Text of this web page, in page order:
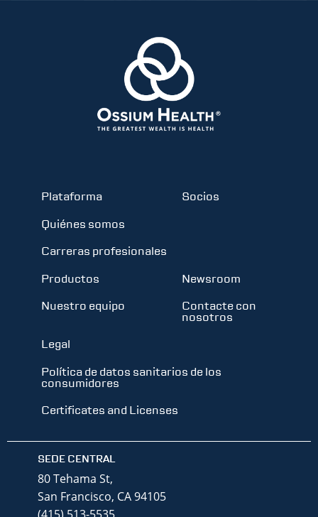
Plataforma
Socios
Quiénes somos
Carreras profesionales
Productos
Newsroom
Nuestro equipo
Contacte con
nosotros
Legal
Política de datos sanitarios de los
consumidores
Certificates and Licenses
SEDE CENTRAL
80 Tehama St,
San Francisco, CA 94105